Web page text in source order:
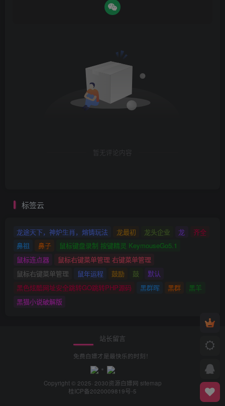
暂无评论内容
标签云
龙途天下，神炉生肖，熔铸玩法 龙最初 龙头企业 龙
齐全
鼻祖
鼻子
鼠标键盘录制 按键精灵 KeymouseGo5.1
鼠标连点器
鼠标右键菜单管理 右键菜单管理
鼠标右键菜单管理
鼠年运程 鼓励 鼓
默认
黑色炫酷网址安全跳转GO跳转PHP源码
黑群晖 黑群
黑羊
黑猫小说破解版
站长留言
免费白嫖才是最快乐的时刻！
Copyright © 2025· 2030资源白嫖网 sitemap
桂ICP备2020009819号-5